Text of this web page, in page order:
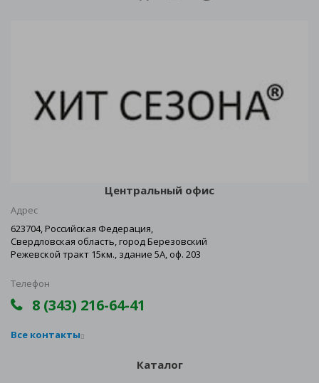
Центральный офис
Адрес
623704, Российская Федерация,
Свердловская область, город Березовский
Режевской тракт 15км., здание 5А, оф. 203
Телефон
8 (343) 216-64-41
Все контакты
Каталог